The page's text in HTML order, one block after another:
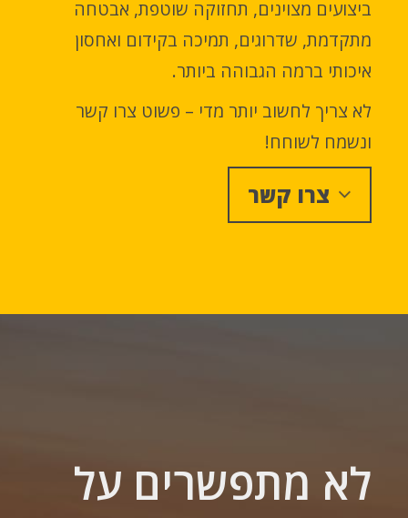
ביצועים מצוינים, תחזוקה שוטפת, אבטחה
מתקדמת, שדרוגים, תמיכה בקידום ואחסון
איכותי ברמה הגבוהה ביותר.
לא צריך לחשוב יותר מדי – פשוט צרו קשר
ונשמח לשוחח!
צרו קשר
לא מתפשרים על